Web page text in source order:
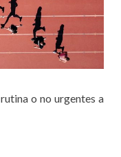
o no urgentes a